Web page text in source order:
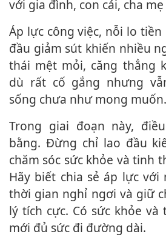
với gia đình, con cái, cha
Áp lực công việc, nỗi lo tiền bạc, sức khỏe bắt
đầu giảm sút khiến nhiều
thái mệt mỏi, căng thẳng
dù rất cố gắng nhưng
sống chưa như mong muốn.
Trong giai đoạn này, điều cần học là cân
bằng. Đừng chỉ lao đầu
chăm sóc sức khỏe và tinh
Hãy biết chia sẻ áp lực
thời gian nghỉ ngơi và giữ
lý tích cực. Có sức khỏe
mới đủ sức đi đường dài.